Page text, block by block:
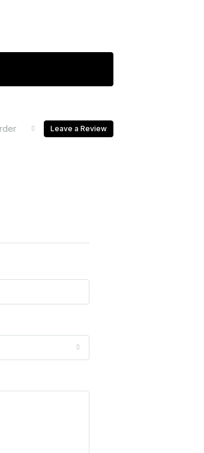
Leave a Review